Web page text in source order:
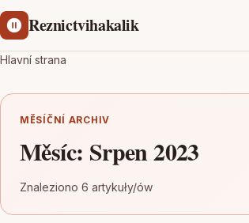
Reznictvihakalik
Hlavní strana
MĚSÍČNÍ ARCHIV
Měsíc: Srpen 2023
Znaleziono 6 artykuły/ów